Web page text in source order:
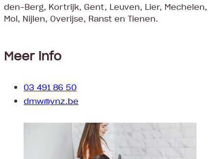
den-Berg, Kortrijk, Gent, Leuven, Lier, Mechelen,
Mol, Nijlen, Overijse, Ranst en Tienen.
Meer info
03 491 86 50
dmw@vnz.be